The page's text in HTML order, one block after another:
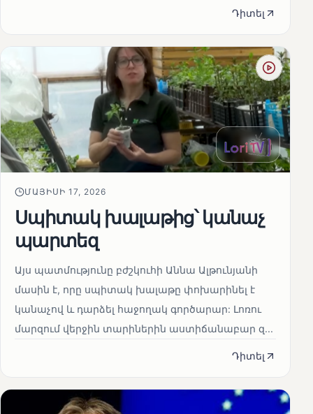
Դիտել
ՄԱՅԻՍԻ 17, 2026
Սպիտակ խալաթից՝ կանաչ
պարտեզ
Այս պատմությունը բժշկուհի Աննա Ալթունյանի
մասին է, որը սպիտակ խալաթը փոխարինել է
կանաչով և դարձել հաջողակ գործարար: Լոռու
մարզում վերջին տարիներին աստիճանաբար զ...
Դիտել